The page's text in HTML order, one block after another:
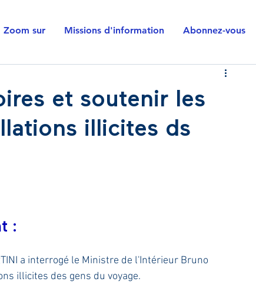
Zoom sur Missions d'information Abonnez-vous
et soutenir les
illicites ds
:
a interrogé le Ministre de l'Intérieur Bruno
illicites des gens du voyage.